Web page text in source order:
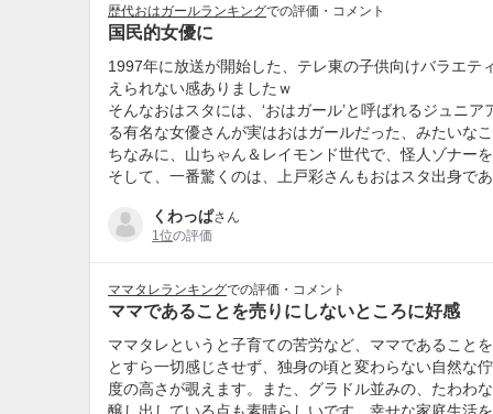
歴代おはガールランキングでの評価・コメント
国民的女優に
1997年に放送が開始した、テレ東の子供向けバラエ
えられない感ありましたｗ
そんなおはスタには、‘おはガール’と呼ばれるジュニ
る有名な女優さんが実はおはガールだった、みたいな
ちなみに、山ちゃん＆レイモンド世代で、怪人ゾナー
そして、一番驚くのは、上戸彩さんもおはスタ出身で
くわっぱさん
1位の評価
ママタレランキングでの評価・コメント
ママであることを売りにしないところに好感
ママタレというと子育ての苦労など、ママであること
とすら一切感じさせず、独身の頃と変わらない自然な
度の高さが覗えます。また、グラドル並みの、たわわ